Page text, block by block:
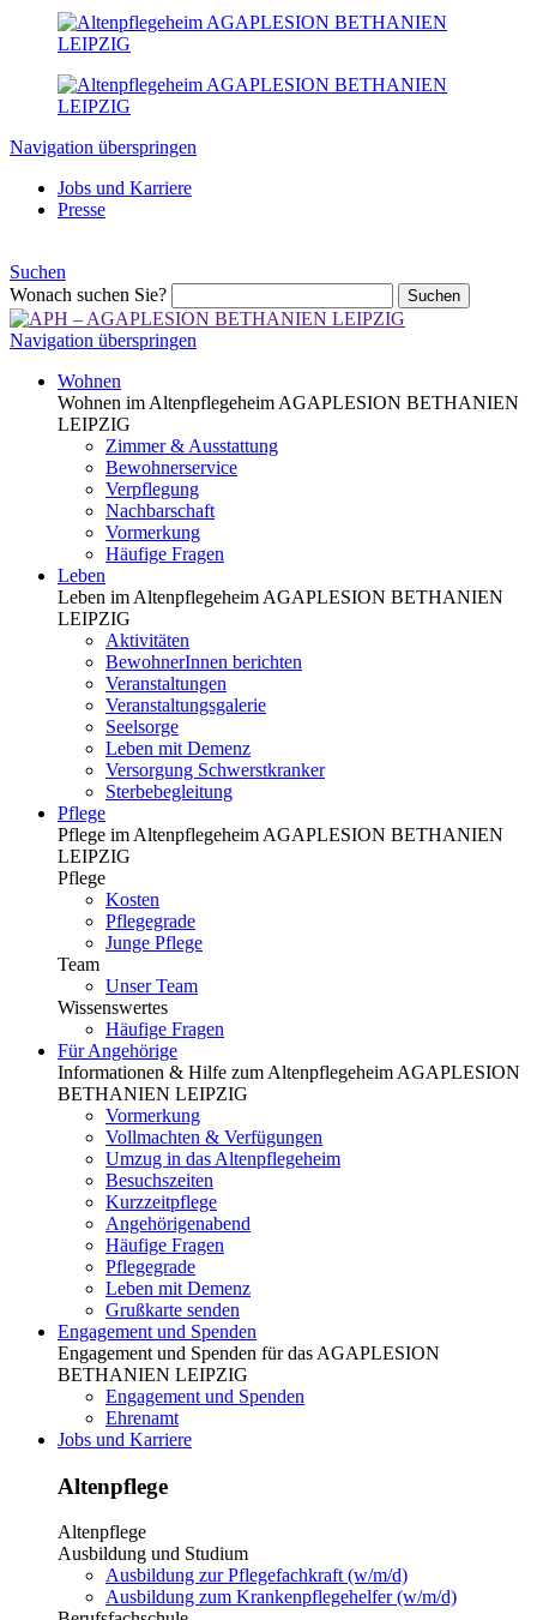
Navigation überspringen
Jobs und Karriere
Presse
Suchen
Wonach suchen Sie?
Suchen
Navigation überspringen
Wohnen
Wohnen im Altenpflegeheim AGAPLESION BETHANIEN
LEIPZIG
Zimmer & Ausstattung
Bewohnerservice
Verpflegung
Nachbarschaft
Vormerkung
Häufige Fragen
Leben
Leben im Altenpflegeheim AGAPLESION BETHANIEN
LEIPZIG
Aktivitäten
BewohnerInnen berichten
Veranstaltungen
Veranstaltungsgalerie
Seelsorge
Leben mit Demenz
Versorgung Schwerstkranker
Sterbebegleitung
Pflege
Pflege im Altenpflegeheim AGAPLESION BETHANIEN
LEIPZIG
Pflege
Kosten
Pflegegrade
Junge Pflege
Team
Unser Team
Wissenswertes
Häufige Fragen
Für Angehörige
Informationen & Hilfe zum Altenpflegeheim AGAPLESION
BETHANIEN LEIPZIG
Vormerkung
Vollmachten & Verfügungen
Umzug in das Altenpflegeheim
Besuchszeiten
Kurzzeitpflege
Angehörigenabend
Häufige Fragen
Pflegegrade
Leben mit Demenz
Grußkarte senden
Engagement und Spenden
Engagement und Spenden für das AGAPLESION
BETHANIEN LEIPZIG
Engagement und Spenden
Ehrenamt
Jobs und Karriere
Altenpflege
Altenpflege
Ausbildung und Studium
Ausbildung zur Pflegefachkraft (w/m/d)
Ausbildung zum Krankenpflegehelfer (w/m/d)